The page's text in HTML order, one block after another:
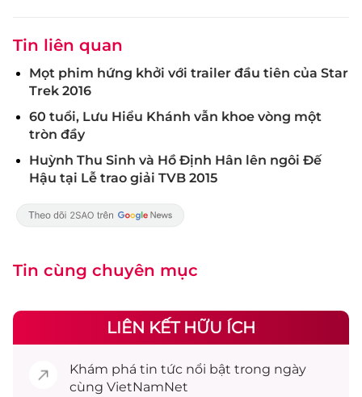
Tin liên quan
Mọt phim hứng khởi với trailer đầu tiên của Star
Trek 2016
60 tuổi, Lưu Hiểu Khánh vẫn khoe vòng một
tròn đầy
Huỳnh Thu Sinh và Hồ Định Hân lên ngôi Đế
Hậu tại Lễ trao giải TVB 2015
Tin cùng chuyên mục
LIÊN KẾT HỮU ÍCH
Khám phá tin tức nổi bật trong ngày
cùng VietNamNet